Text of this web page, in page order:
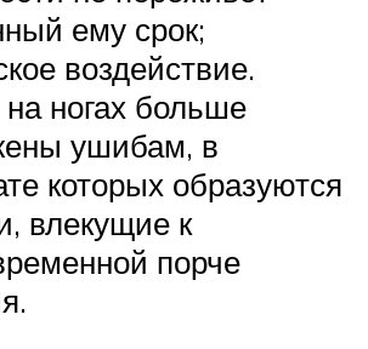
ему срок;
воздействие.
ногах больше
ушибам, в
которых образуются
влекущие к
порче